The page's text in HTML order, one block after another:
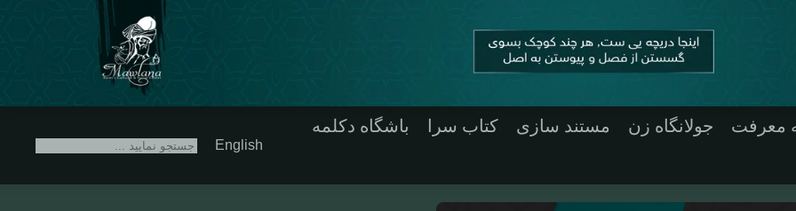
English
معرفت جولانگاه زن مستند سازی کتاب سرا باشگاه دکلمه